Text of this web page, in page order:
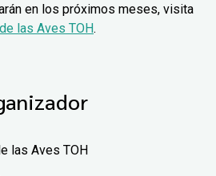
en los próximos meses, visita
las Aves TOH.
las Aves TOH